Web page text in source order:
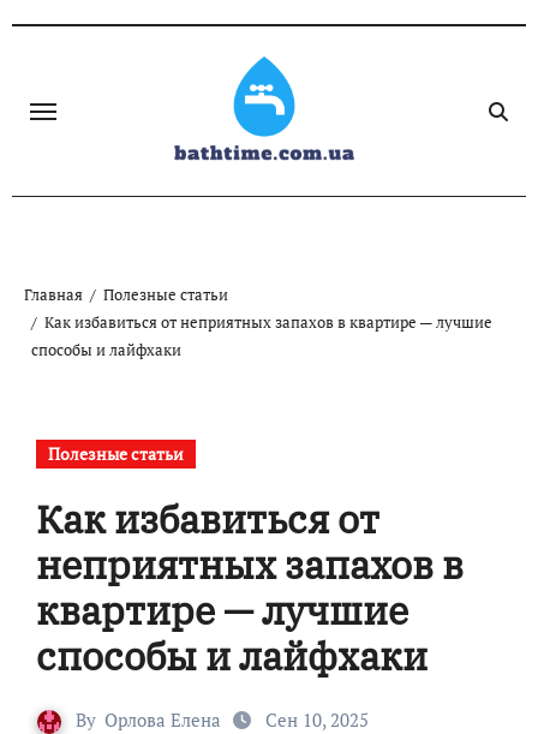
Главная
Полезные статьи
Как избавиться от неприятных запахов в квартире — лучшие
способы и лайфхаки
Полезные статьи
Как избавиться от
неприятных запахов в
квартире — лучшие
способы и лайфхаки
By Орлова Елена Сен 10, 2025